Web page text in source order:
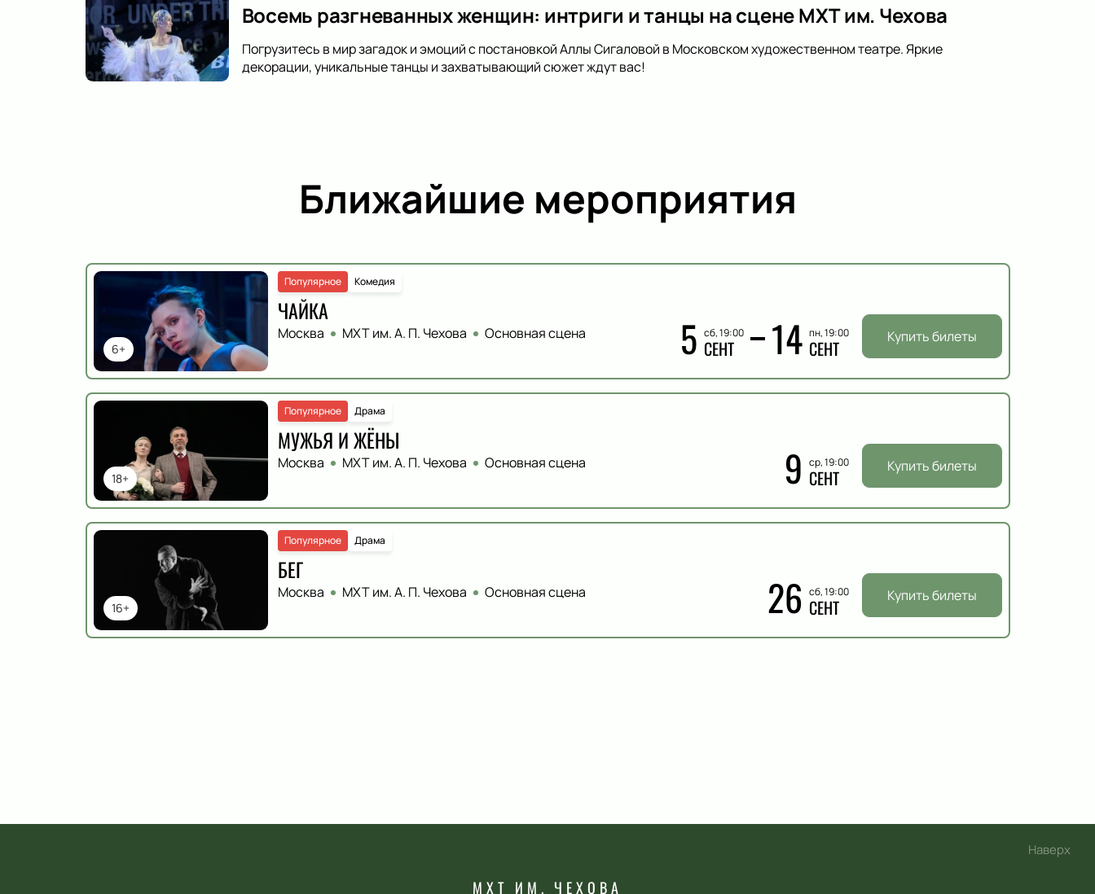
Восемь разгневанных женщин: интриги и танцы на сцене МХТ им. Чехова
Погрузитесь в мир загадок и эмоций с постановкой Аллы Сигаловой в Московском художественном театре. Яркие
декорации, уникальные танцы и захватывающий сюжет ждут вас!
Ближайшие мероприятия
6+
Комедия
Популярное
ЧАЙКА
Москва МХТ им. А. П. Чехова Основная сцена 5 сб, 19:00
СЕНТ 14 пн, 19:00
СЕНТ Купить билеты
18+
Драма
Популярное
МУЖЬЯ И ЖЁНЫ
Москва МХТ им. А. П. Чехова Основная сцена 9 ср, 19:00
СЕНТ Купить билеты
16+
Драма
Популярное
БЕГ
Москва МХТ им. А. П. Чехова Основная сцена 26 сб, 19:00
СЕНТ Купить билеты
Наверх
МХТ ИМ. ЧЕХОВА